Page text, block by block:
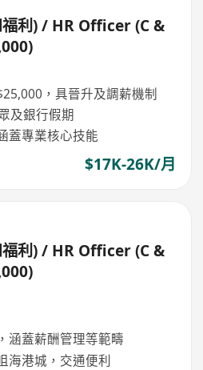
福利) / HR Officer (C &
，具晉升及調薪機制
及銀行假期
蓋專業核心技能
$17K-26K/月
福利) / HR Officer (C &
涵蓋薪酬管理等範疇
海港城，交通便利